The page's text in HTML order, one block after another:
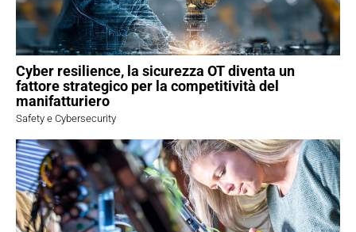
Cyber resilience, la sicurezza OT diventa un
fattore strategico per la competitività del
manifatturiero
Safety e Cybersecurity